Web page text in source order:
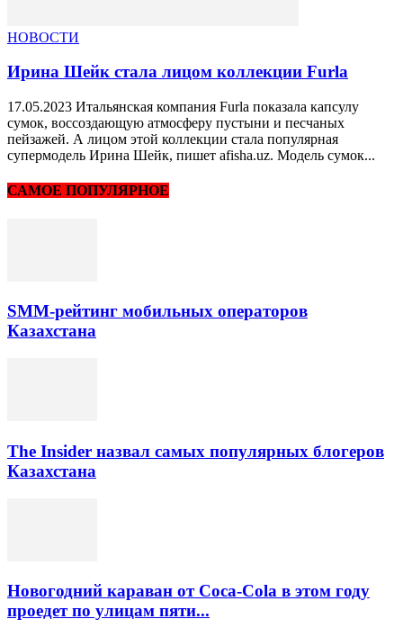
НОВОСТИ
Ирина Шейк стала лицом коллекции Furla
17.05.2023 Итальянская компания Furla показала капсулу
сумок, воссоздающую атмосферу пустыни и песчаных
пейзажей. А лицом этой коллекции стала популярная
супермодель Ирина Шейк, пишет afisha.uz. Модель сумок...
САМОЕ ПОПУЛЯРНОЕ
SMM-рейтинг мобильных операторов
Казахстана
The Insider назвал самых популярных блогеров
Казахстана
Новогодний караван от Coca-Cola в этом году
проедет по улицам пяти...